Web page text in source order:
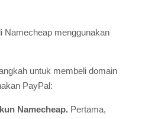
Namecheap menggunakan
untuk membeli domain
PayPal:
Namecheap. Pertama,